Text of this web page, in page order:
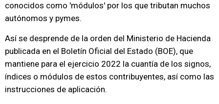
conocidos como 'módulos' por los que tributan muchos
autónomos y pymes.
Así se desprende de la orden del Ministerio de Hacienda
publicada en el Boletín Oficial del Estado (BOE), que
mantiene para el ejercicio 2022 la cuantía de los signos,
índices o módulos de estos contribuyentes, así como las
instrucciones de aplicación.